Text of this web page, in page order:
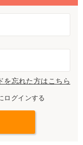
を忘れた方はこちら
ログインする